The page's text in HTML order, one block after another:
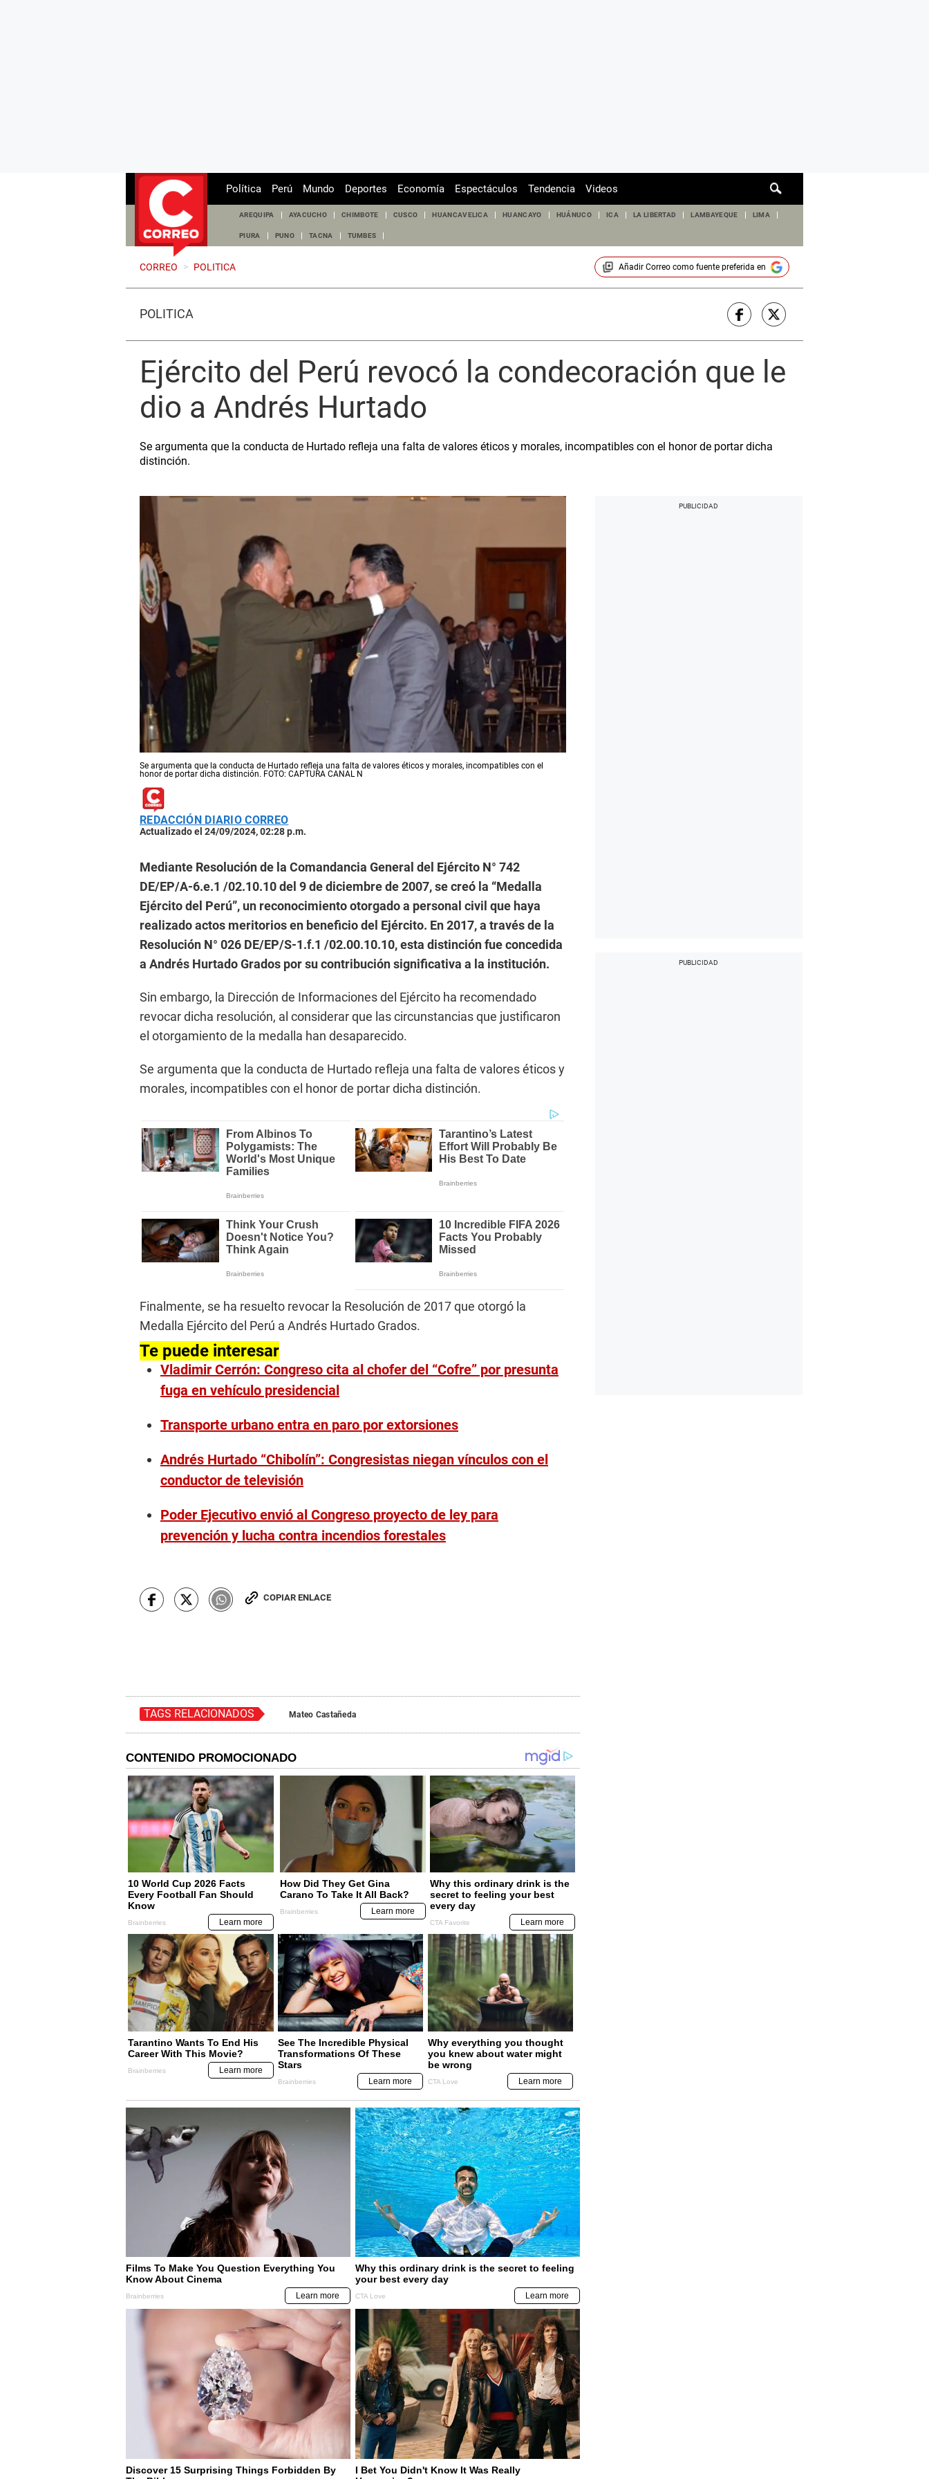
de
Política Perú Mundo Deportes Economía Espectáculos Tendencia Videos
AREQUIPA AYACUCHO CHIMBOTE CUSCO HUANCAVELICA HUANCAYO HUÁNUCO ICA LA LIBERTAD LAMBAYEQUE LIMA
PIURA PUNO TACNA TUMBES
CORREO > POLITICA Añadir Correocomo fuente preferida en
POLÍTICA
Ejército del Perú revocó la condecoración que le
dio a Andrés Hurtado
Se argumenta que la conducta de Hurtado refleja una falta de valores éticos y morales, incompatibles con el honor de portar dicha
distinción.
Se argumenta que la conducta de Hurtado refleja una falta de valores éticos y morales, incompatibles con el
honor de portar dicha distinción. FOTO: CAPTURA CANAL N
REDACCIÓN DIARIO CORREO
Actualizado el 24/09/2024, 02:28 p.m.
Mediante Resolución de la Comandancia General del Ejército N° 742
DE/EP/A-6.e.1 /02.10.10 del 9 de diciembre de 2007, se creó la “Medalla
Ejército del Perú”, un reconocimiento otorgado a personal civil que haya
realizado actos meritorios en beneficio del Ejército. En 2017, a través de la
Resolución N° 026 DE/EP/S-1.f.1 /02.00.10.10, esta distinción fue concedida
a Andrés Hurtado Grados por su contribución significativa a la institución.
Sin embargo, la Dirección de Informaciones del Ejército ha recomendado
revocar dicha resolución, al considerar que las circunstancias que justificaron
el otorgamiento de la medalla han desaparecido.
Se argumenta que la conducta de Hurtado refleja una falta de valores éticos y
morales, incompatibles con el honor de portar dicha distinción.
Finalmente, se ha resuelto revocar la Resolución de 2017 que otorgó la
Medalla Ejército del Perú a Andrés Hurtado Grados.
Te puede interesar
Vladimir Cerrón: Congreso cita al chofer del “Cofre” por presunta
fuga en vehículo presidencial
Transporte urbano entra en paro por extorsiones
Andrés Hurtado “Chibolín”: Congresistas niegan vínculos con el
conductor de televisión
Poder Ejecutivo envió al Congreso proyecto de ley para
prevención y lucha contra incendios forestales
COPIAR ENLACE
TAGS RELACIONADOS Mateo Castañeda